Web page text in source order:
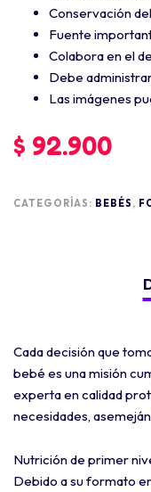
Conservación
Fuente
Colabora en el
Debe
Las imágenes
$ 92.900
CATEGORÍAS: BEBÉS ,
Cada decisión que
bebé es una misión
experta en calidad
necesidades,
Nutrición de primer
Debido a su formato